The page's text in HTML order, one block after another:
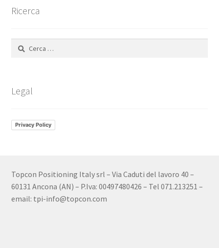
Ricerca
Ricerca
Legal
Privacy Policy
Topcon Positioning Italy srl – Via Caduti del lavoro 40 –
60131 Ancona (AN) – P.Iva: 00497480426 – Tel 071.213251 –
email: tpi-info@topcon.com